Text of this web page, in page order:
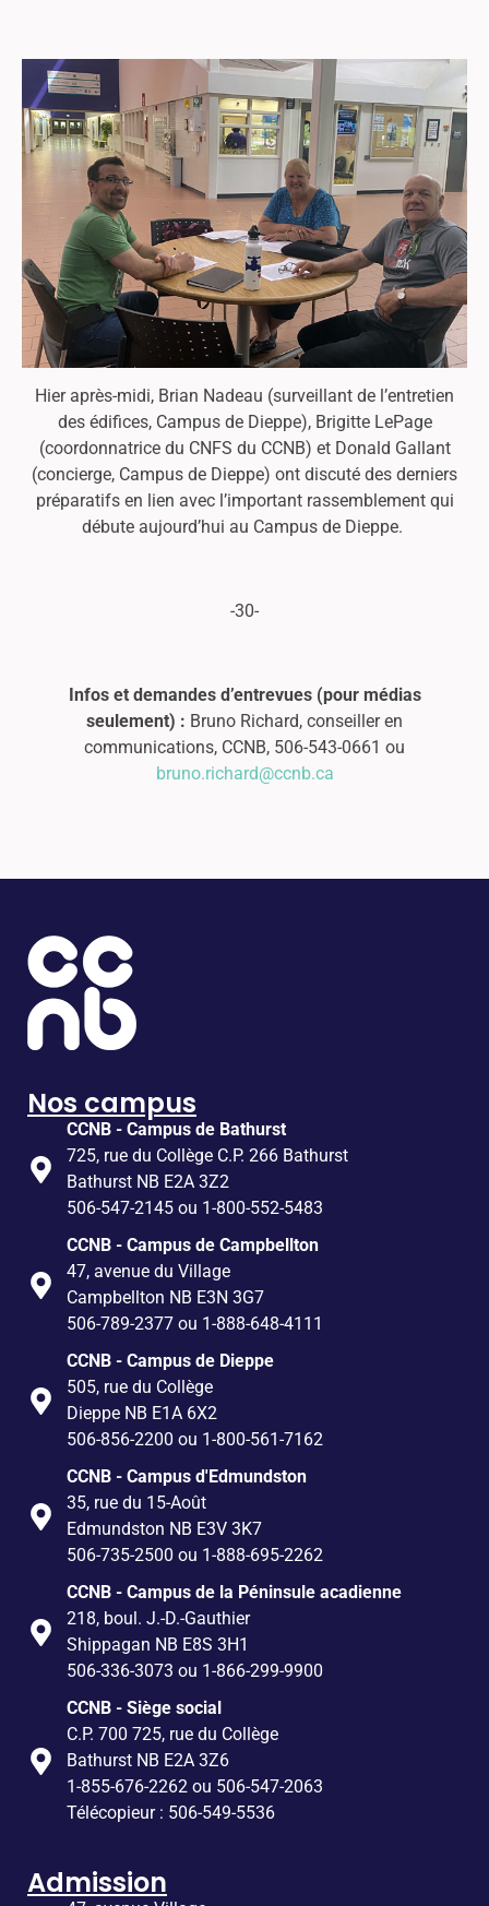
Hier après-midi, Brian Nadeau (surveillant de l’entretien
des édifices, Campus de Dieppe), Brigitte LePage
(coordonnatrice du CNFS du CCNB) et Donald Gallant
(concierge, Campus de Dieppe) ont discuté des derniers
préparatifs en lien avec l’important rassemblement qui
débute aujourd’hui au Campus de Dieppe.
-30-
Infos et demandes d’entrevues (pour médias
seulement) : Bruno Richard, conseiller en
communications, CCNB, 506-543-0661 ou
bruno.richard@ccnb.ca
Nos campus
CCNB - Campus de Bathurst
725, rue du Collège C.P. 266 Bathurst
Bathurst NB E2A 3Z2
506-547-2145 ou 1-800-552-5483
CCNB - Campus de Campbellton
47, avenue du Village
Campbellton NB E3N 3G7
506-789-2377 ou 1-888-648-4111
CCNB - Campus de Dieppe
505, rue du Collège
Dieppe NB E1A 6X2
506-856-2200 ou 1-800-561-7162
CCNB - Campus d'Edmundston
35, rue du 15-Août
Edmundston NB E3V 3K7
506-735-2500 ou 1-888-695-2262
CCNB - Campus de la Péninsule acadienne
218, boul. J.-D.-Gauthier
Shippagan NB E8S 3H1
506-336-3073 ou 1-866-299-9900
CCNB - Siège social
C.P. 700 725, rue du Collège
Bathurst NB E2A 3Z6
1-855-676-2262 ou 506-547-2063
Télécopieur : 506-549-5536
Admission